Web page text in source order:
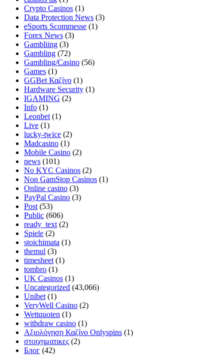
Crypto Casinos (1)
Data Protection News (3)
eSports Scommesse (1)
Forex News (3)
Gambliing (3)
Gambling (72)
Gambling/Casino (56)
Games (1)
GGBet Καζίνο (1)
Hardware Security (1)
IGAMING (2)
Info (1)
Leonbet (1)
Live (1)
lucky-twice (2)
Madcasino (1)
Mobile Casino (2)
news (101)
No KYC Casinos (2)
Non GamStop Casinos (1)
Online casino (3)
PayPal Casino (3)
Post (53)
Public (606)
ready_text (2)
Spiele (2)
stoichimata (1)
themul (3)
timesheet (1)
tombro (1)
UK Casinos (1)
Uncategorized (43,066)
Unibet (1)
VeryWell Casino (2)
Wettquoten (1)
withdraw casino (1)
Αξιολόγηση Καζίνο Onlyspins (1)
στοιχηματικες (2)
Блог (42)